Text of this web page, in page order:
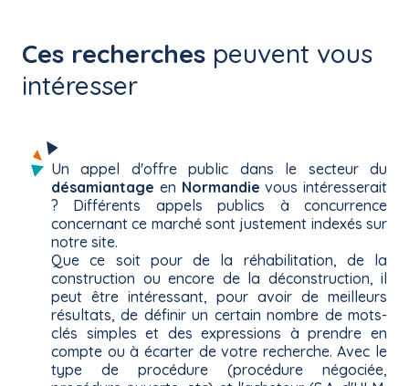
Ces recherches peuvent vous
intéresser
Un appel d'offre public dans le secteur du
désamiantage en Normandie vous intéresserait
? Différents appels publics à concurrence
concernant ce marché sont justement indexés sur
notre site.
Que ce soit pour de la réhabilitation, de la
construction ou encore de la déconstruction, il
peut être intéressant, pour avoir de meilleurs
résultats, de définir un certain nombre de mots-
clés simples et des expressions à prendre en
compte ou à écarter de votre recherche. Avec le
type de procédure (procédure négociée,